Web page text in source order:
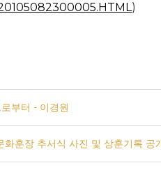
)
부터 - 이경원
화훈장 추서식 사진 및 상훈기록 공